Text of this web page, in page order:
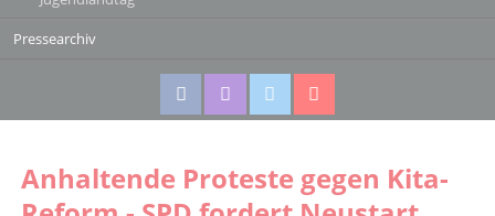
Pressearchiv
FacebookInstagramTwitter
Anhaltende Proteste gegen Kita-